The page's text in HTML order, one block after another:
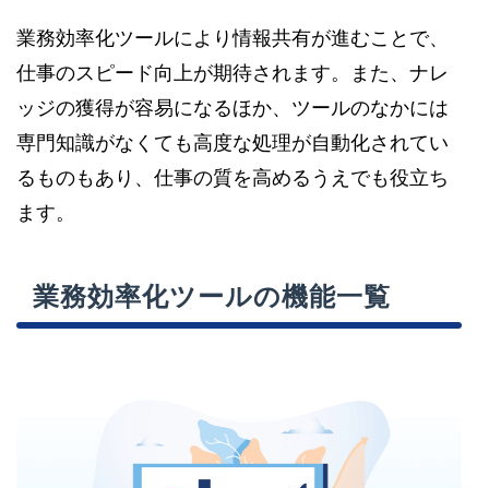
業務効率化ツールにより情報共有が進むことで、
仕事のスピード向上が期待されます。また、ナレ
ッジの獲得が容易になるほか、ツールのなかには
専門知識がなくても高度な処理が自動化されてい
るものもあり、仕事の質を高めるうえでも役立ち
ます。
業務効率化ツールの機能一覧